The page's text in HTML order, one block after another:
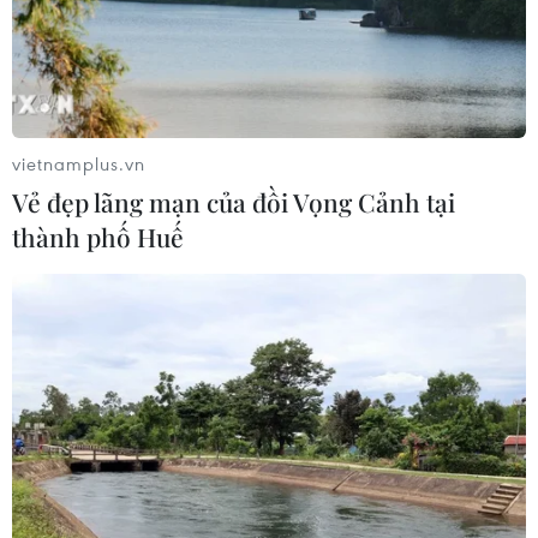
Nghệ An: OCOP đã có thương hiệu,
vì sao nông sản vẫn lo đầu ra?
Quảng Trị quyết tâm bàn giao sớm
mặt bằng Dự án Nhà máy điện gió
Áp dụng "luồng xanh" cho nhà đầu
tư dự án hạ tầng công nghiệp phía
Đông Đắk Lắk
08/08/2026 01:45
vietnamplus.vn
Vẻ đẹp lãng mạn của đồi Vọng Cảnh tại
thành phố Huế